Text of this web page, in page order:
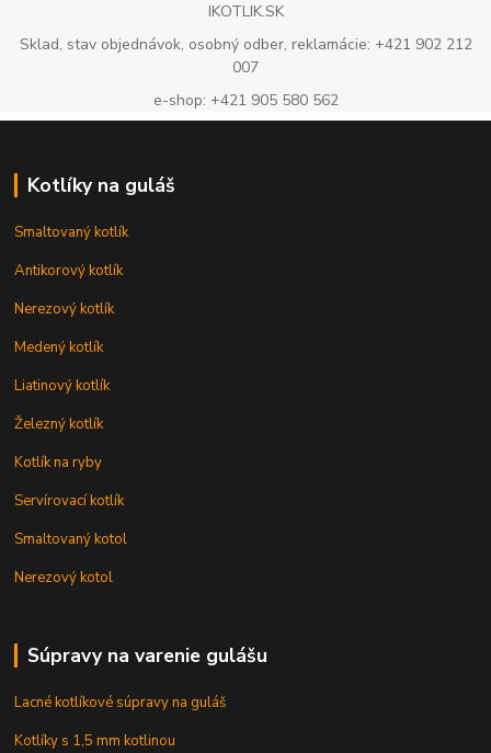
IKOTLIK.SK
Sklad, stav objednávok, osobný odber, reklamácie: +421 902 212
007
e-shop: +421 905 580 562
Kotlíky na guláš
Smaltovaný kotlík
Antikorový kotlík
Nerezový kotlík
Medený kotlík
Liatinový kotlík
Železný kotlík
Kotlík na ryby
Servírovací kotlík
Smaltovaný kotol
Nerezový kotol
Súpravy na varenie gulášu
Lacné kotlíkové súpravy na guláš
Kotlíky s 1,5 mm kotlinou